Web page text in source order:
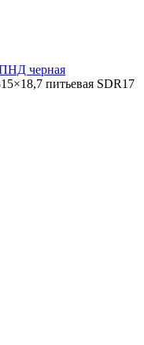
черная
питьевая SDR17